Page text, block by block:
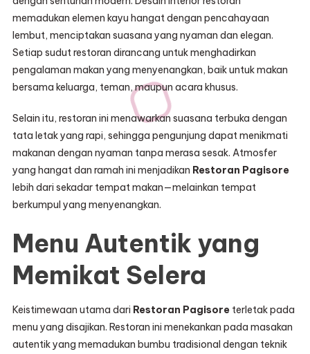
memadukan elemen kayu hangat dengan pencahayaan
lembut, menciptakan suasana yang nyaman dan elegan.
Setiap sudut restoran dirancang untuk menghadirkan
pengalaman makan yang menyenangkan, baik untuk makan
bersama keluarga, teman, maupun acara khusus.
Selain itu, restoran ini menawarkan suasana terbuka dengan
tata letak yang rapi, sehingga pengunjung dapat menikmati
makanan dengan nyaman tanpa merasa sesak. Atmosfer
yang hangat dan ramah ini menjadikan Restoran Pagisore
lebih dari sekadar tempat makan—melainkan tempat
berkumpul yang menyenangkan.
Menu Autentik yang
Memikat Selera
Keistimewaan utama dari Restoran Pagisoreterletak pada
menu yang disajikan. Restoran ini menekankan pada masakan
autentik yang memadukan bumbu tradisional dengan teknik